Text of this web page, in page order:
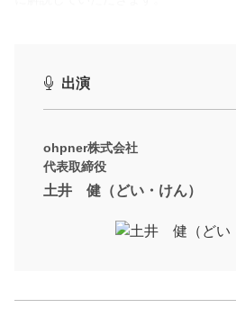
認知拡大にとどまらず、採用活動やイ
活用の幅が広がっているタクシー広告
出演
ohpner株式会社
代表取締役
土井 健（どい・けん）